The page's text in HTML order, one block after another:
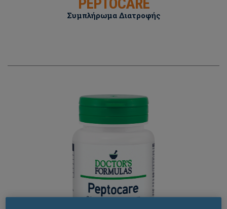
Συμπλήρωμα Διατροφής